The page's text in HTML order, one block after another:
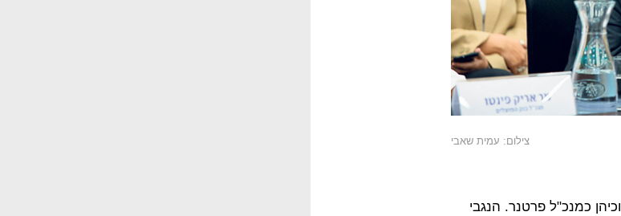
צילום: עמית שאבי
אבנר היה דירקטור בבנק לאומי בין השנים 2017-2011 וכיהן כמנכ"ל פרטנר. הנגבי